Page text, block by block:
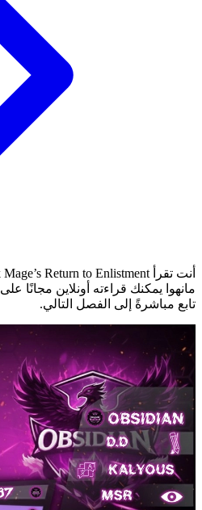
مانهوا يمكنك قراءته أونلاين مجانًا على MangaLovers.
تابع مباشرةً إلى الفصل التالي.